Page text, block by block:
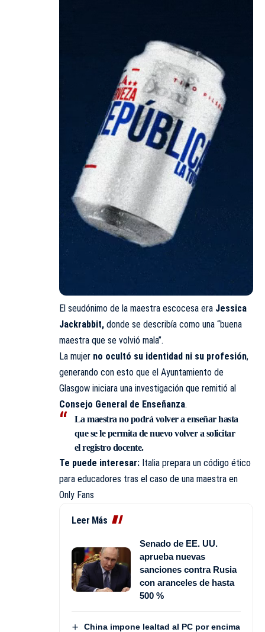
El seudónimo de la maestra escocesa era Jessica
Jackrabbit, donde se describía como una “buena
maestra que se volvió mala”.
La mujer no ocultó su identidad ni su profesión,
generando con esto que el Ayuntamiento de
Glasgow iniciara una investigación que remitió al
Consejo General de Enseñanza.
La maestra no podrá volver a enseñar hasta
que se le permita de nuevo volver a solicitar
el registro docente.
Te puede interesar: Italia prepara un código ético
para educadores tras el caso de una maestra en
Only Fans
Leer Más
Senado de EE. UU.
aprueba nuevas
sanciones contra Rusia
con aranceles de hasta
500 %
China impone lealtad al PC por encima